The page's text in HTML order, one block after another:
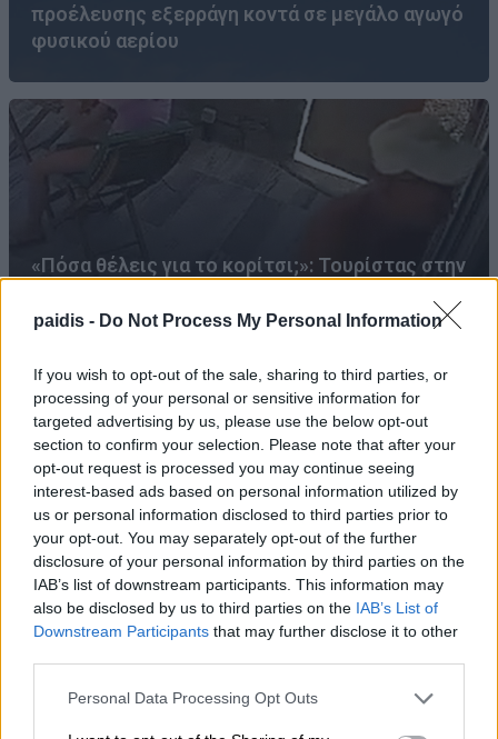
paidis - Do Not Process My Personal Information
If you wish to opt-out of the sale, sharing to third parties, or
processing of your personal or sensitive information for
targeted advertising by us, please use the below opt-out
section to confirm your selection. Please note that after your
opt-out request is processed you may continue seeing
interest-based ads based on personal information utilized by
us or personal information disclosed to third parties prior to
your opt-out. You may separately opt-out of the further
disclosure of your personal information by third parties on the
IAB’s list of downstream participants. This information may
also be disclosed by us to third parties on the IAB’s List of
Downstream Participants that may further disclose it to other
Personal Data Processing Opt Outs
προέλευσης εξερράγη κοντά σε μεγάλο αγωγό
φυσικού αερίου
«Πόσα θέλεις για το κορίτσι;»: Τουρίστας στην
τι καταγγέλλει ο ιδιοκτήτης επιχείρησης
Συναγερμός για φωτιά σε σπίτι στον
Αμπελώνα